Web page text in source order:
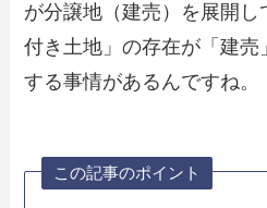
が分譲地（建売）を展開
付き土地」の存在が「建売
する事情があるんですね。
この記事のポイント